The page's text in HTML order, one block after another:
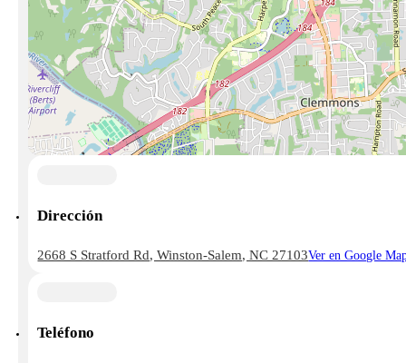
Dirección
2668 S Stratford Rd, Winston-Salem, NC 27103Ver en Google
Teléfono